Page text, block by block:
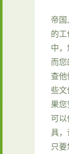
帝
的
中，
而
查
些
果
可
具，
只